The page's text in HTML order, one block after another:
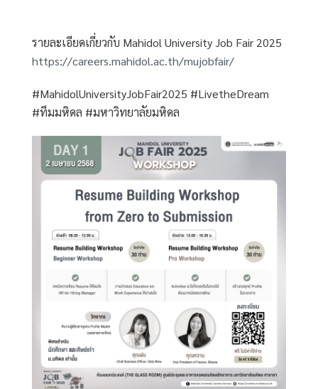
รายละเอียดเกี่ยวกับ Mahidol University Job Fair 2025
https://careers.mahidol.ac.th/mujobfair/
#MahidolUniversityJobFair2025 #LivetheDream
#ทีมมหิดล #มหาวิทยาลัยมหิดล